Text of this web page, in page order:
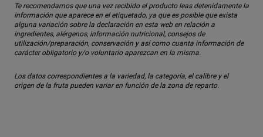
Te recomendamos que una vez recibido el producto leas detenidamente la
información que aparece en el etiquetado, ya que es posible que exista
alguna variación sobre la declaración en esta web en relación a
ingredientes, alérgenos, información nutricional, consejos de
utilización/preparación, conservación y así como cuanta información de
carácter obligatorio y/o voluntario aparezcan en la misma.
Los datos correspondientes a la variedad, la categoría, el calibre y el
origen de la fruta pueden variar en función de la zona de reparto.